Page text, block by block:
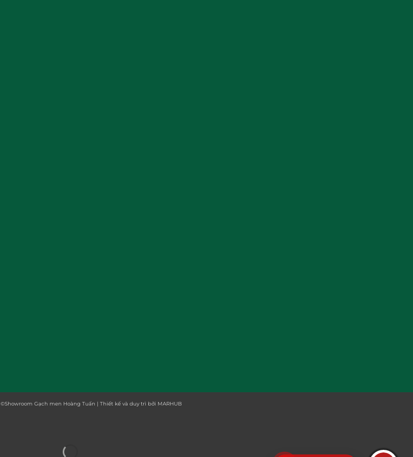
©Showroom Gạch men Hoàng Tuấn | Thiết kế và duy trì bởi MARHUB